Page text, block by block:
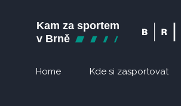
Home Kde si zasportovat